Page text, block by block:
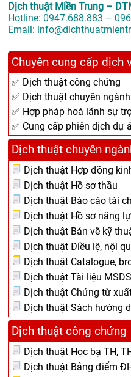
Dịch thuật Miền Trung –
Hotline: 0947.688.883 –
Email:
Chuyên cung cấp dịch
✅ Dịch thuật công chứng
✅ Dịch thuật chuyên ngành
✅ Hợp pháp hoá lãnh sự
✅ Cung cấp phiên dịch dự
Dịch thuật chuyên
Dịch thuật Hợp đồng
Dịch thuật Hồ sơ thầu
Dịch thuật Báo cáo tài
Dịch thuật Hồ sơ năng
Dịch thuật Bản vẽ kỹ
Dịch thuật Điều lệ, nội
Dịch thuật Catalogue,
Dịch thuật Tài liệu
Dịch thuật Chứng từ
Dịch thuật Sách hướng
Dịch thuật công chứng
Dịch thuật Học bạ TH,
Dịch thuật Bảng điểm